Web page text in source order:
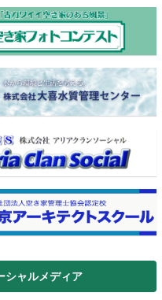
シャルメディア